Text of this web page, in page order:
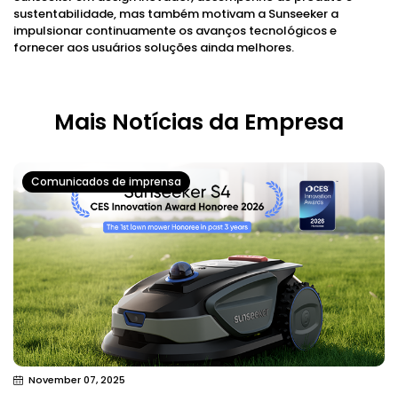
sustentabilidade, mas também motivam a Sunseeker a
impulsionar continuamente os avanços tecnológicos e
fornecer aos usuários soluções ainda melhores.
Mais Notícias da Empresa
Comunicados de imprensa
November 07, 2025